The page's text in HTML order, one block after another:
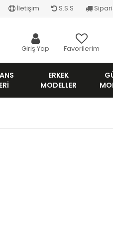
İletişim S.S.S
Giriş Yap Favorilerim
ERKEK
MODELLER